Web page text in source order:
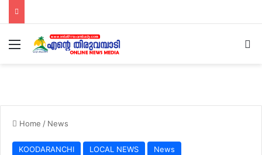
Menu
Home / News
KOODARANCHI LOCAL NEWS News